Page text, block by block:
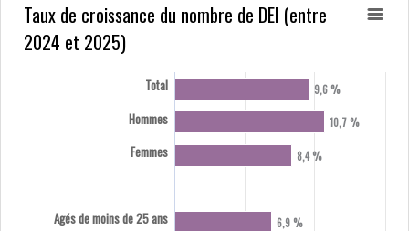
Total
Hommes
Femmes
Agés de moins de 25 ans
Taux de croissance du nombre de DEI (entre
2024 et 2025)
9,6 %
10,7 %
8,4 %
6,9 %